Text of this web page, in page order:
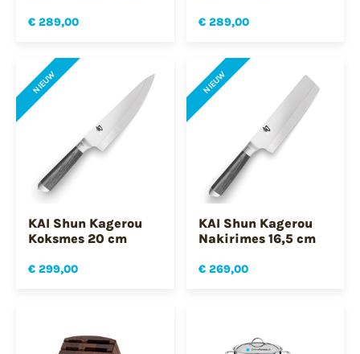
€ 289,00 € 289,00
NIEUW
KAI Shun Kagerou
Koksmes 20 cm
€ 299,00
NIEUW
KAI Shun Kagerou
Nakirimes 16,5 cm
€ 269,00